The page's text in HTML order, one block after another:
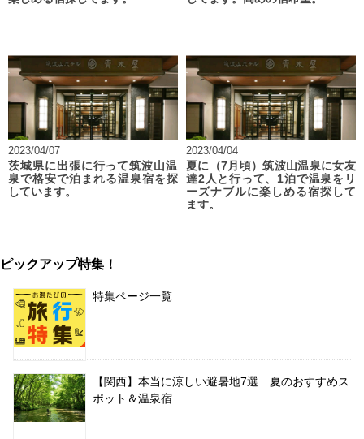
2023/04/07
茨城県に出張に行って筑波山温
泉で格安で泊まれる温泉宿を探
しています。
2023/04/04
夏に（7月頃）筑波山温泉に女友
達2人と行って、1泊で温泉をリ
ーズナブルに楽しめる宿探して
ます。
ピックアップ特集！
特集ページ一覧
【関西】本当に涼しい避暑地7選 夏のおすすめス
ポット＆温泉宿